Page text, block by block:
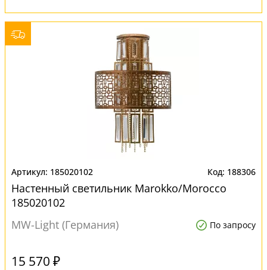
185020102 188306
Настенный светильник Marokko/Morocco
185020102
MW-Light (Германия)
По запросу
15 570 ₽